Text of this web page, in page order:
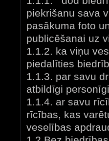
piekrišanu sava
pasākuma foto
publicēšanai uz
1.1.2. ka viņu
piedalīties
1.1.3. par savu
atbildīgi
1.1.4. ar savu
rīcības, kas
veselības